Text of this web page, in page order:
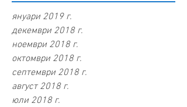
януари 2019 г.
декември 2018 г.
ноември 2018 г.
октомври 2018 г.
септември 2018 г.
август 2018 г.
юли 2018 г.